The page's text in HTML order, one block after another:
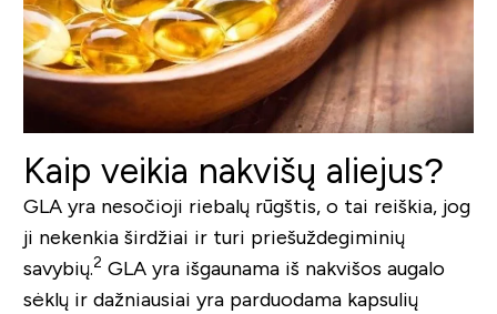
Kaip veikia nakvišų aliejus?
GLA yra nesočioji riebalų rūgštis, o tai reiškia, jog
ji nekenkia širdžiai ir turi priešuždegiminių
savybių.2 GLA yra išgaunama iš nakvišos augalo
sėklų ir dažniausiai yra parduodama kapsulių